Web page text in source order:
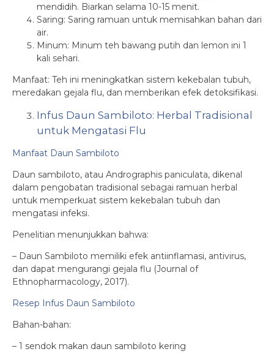
mendidih. Biarkan selama 10-15 menit.
Saring: Saring ramuan untuk memisahkan bahan dari
air.
Minum: Minum teh bawang putih dan lemon ini 1
kali sehari.
Manfaat: Teh ini meningkatkan sistem kekebalan tubuh,
meredakan gejala flu, dan memberikan efek detoksifikasi.
Infus Daun Sambiloto: Herbal Tradisional
untuk Mengatasi Flu
Manfaat Daun Sambiloto
Daun sambiloto, atau Andrographis paniculata, dikenal
dalam pengobatan tradisional sebagai ramuan herbal
untuk memperkuat sistem kekebalan tubuh dan
mengatasi infeksi.
Penelitian menunjukkan bahwa:
– Daun Sambiloto memiliki efek antiinflamasi, antivirus,
dan dapat mengurangi gejala flu (Journal of
Ethnopharmacology, 2017).
Resep Infus Daun Sambiloto
Bahan-bahan:
– 1 sendok makan daun sambiloto kering